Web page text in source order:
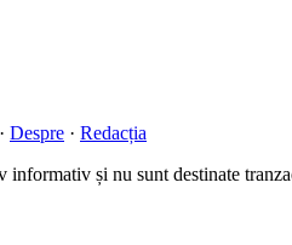
· Despre · Redacția
și nu sunt destinate